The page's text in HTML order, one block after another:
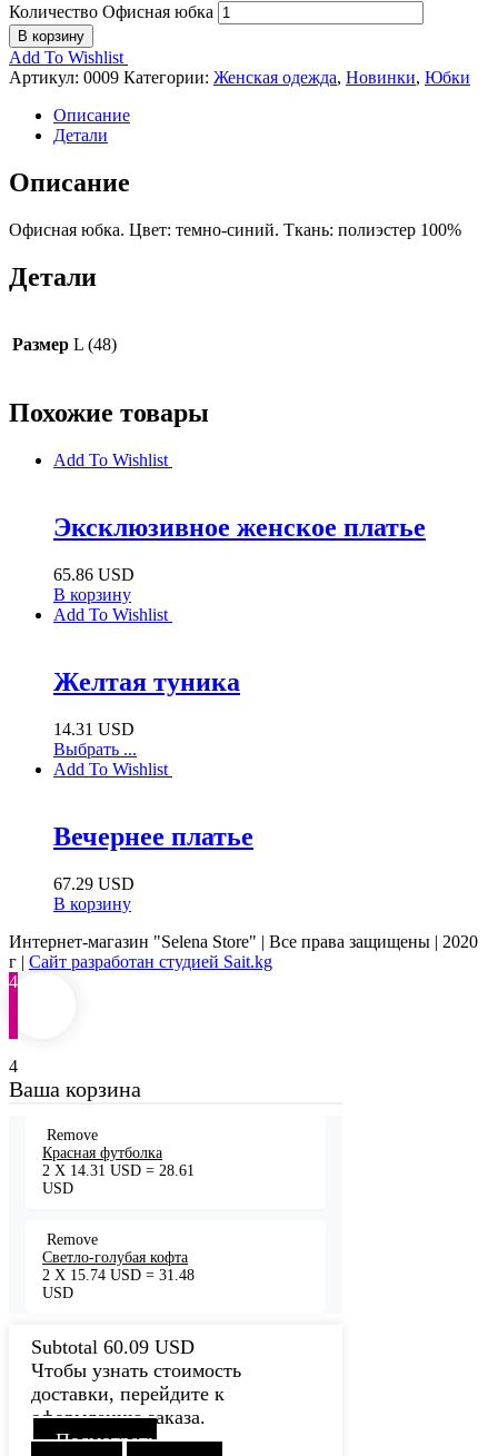
Количество Офисная юбка
В корзину
Add To Wishlist
Артикул: 0009 Категории: Женская одежда, Новинки, Юбки
Описание
Детали
Описание
Офисная юбка. Цвет: темно-синий. Ткань: полиэстер 100%
Детали
Размер L (48)
Похожие товары
Add To Wishlist
Эксклюзивное женское платье
65.86 USD
В корзину
Add To Wishlist
Желтая туника
14.31 USD
Выбрать ...
Add To Wishlist
Вечернее платье
67.29 USD
В корзину
Интернет-магазин "Selena Store" | Все права защищены | 2020
г | Сайт разработан студией Sait.kg
4
4
Ваша корзина
Remove
Красная футболка
2 X 14.31 USD = 28.61
USD
Remove
Светло-голубая кофта
2 X 15.74 USD = 31.48
USD
Subtotal 60.09 USD
Чтобы узнать стоимость
доставки, перейдите к
оформлению заказа.
Посмотреть